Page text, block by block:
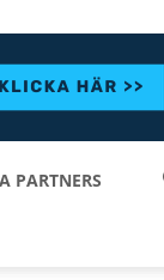
PARTNERS